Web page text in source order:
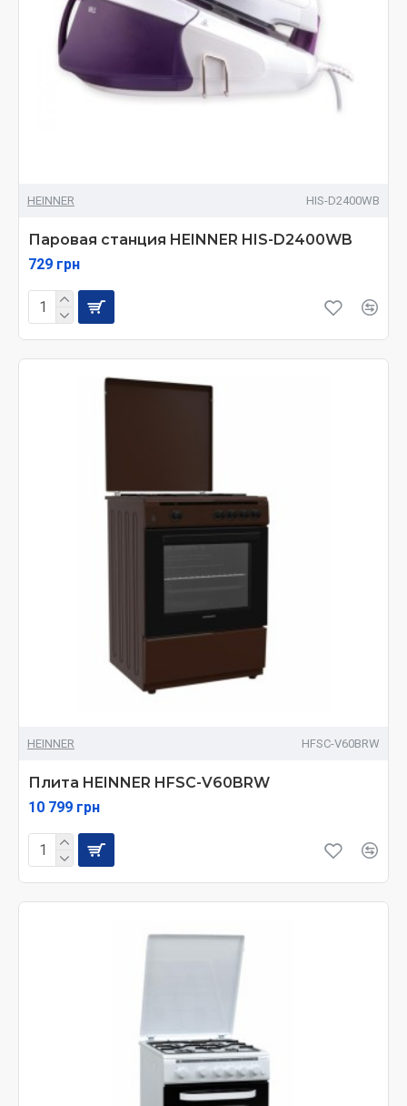
HEINNER HIS-D2400WB
Паровая станция HEINNER HIS-D2400WB
729 грн
HEINNER HFSC-V60BRW
Плита HEINNER HFSC-V60BRW
10 799 грн